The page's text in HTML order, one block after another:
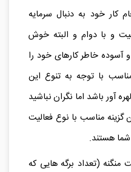
کار خود به دنبال سرمایه
و با دوام و البته خوش
آسوده خاطر کارهای خود را
با توجه به تنوع این
آور باشد اما نگران نباشید
گزینه مناسب با نوع فعالیت
هستند.
منگنه (تعداد برگه‌ هایی که